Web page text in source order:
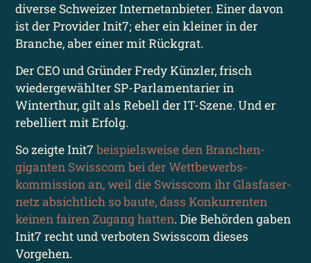
diverse Schweizer Internet­anbieter. Einer davon
ist der Provider Init7; eher ein kleiner in der
Branche, aber einer mit Rückgrat.
Der CEO und Gründer Fredy Künzler, frisch
wieder­gewählter SP-Parlamentarier in
Winterthur, gilt als Rebell der IT-Szene. Und er
rebelliert mit Erfolg.
So zeigte Init7beispiels­weise den Branchen­
giganten Swisscom bei der Wettbewerbs­
kommission an, weil die Swisscom ihr Glasfaser­
netz absichtlich so baute, dass Konkurrenten
keinen fairen Zugang hatten. Die Behörden gaben
Init7 recht und verboten Swisscom dieses
Vorgehen.